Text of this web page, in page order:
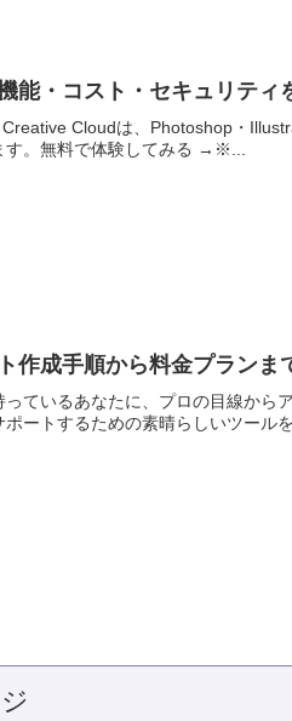
・コスト・セキュリティ
Cloudは、Photoshop・
す。無料で体験してみる →※...
作成手順から料金プランま
ているあなたに、プロの目線から
ートするための素晴らしいツール